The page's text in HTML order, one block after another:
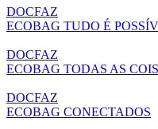
DOCFAZ
ECOBAG TUDO É
DOCFAZ
ECOBAG TODAS AS
DOCFAZ
ECOBAG CONECTADOS